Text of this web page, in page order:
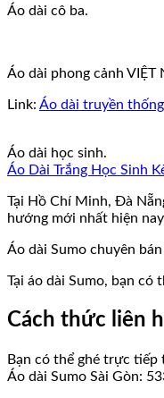
Áo dài cô ba.
Áo dài phong cảnh VIỆT
Link: Áo dài truyền
Áo dài học sinh.
Áo Dài Trắng Học Sinh
Tại Hồ Chí Minh, Đà
hướng mới nhất hiện
Áo dài Sumo chuyên
Tại áo dài Sumo, bạn có
Cách thức liên
Bạn có thể ghé trực tiếp
Áo dài Sumo Sài Gòn: